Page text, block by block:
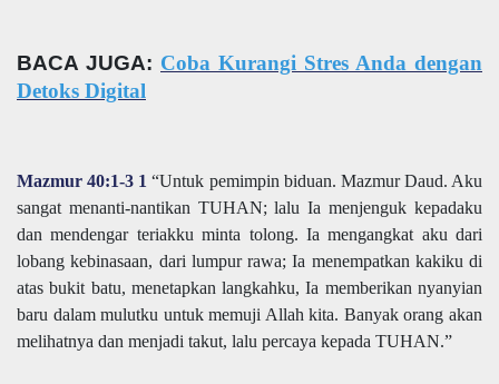
BACA JUGA: Coba Kurangi Stres Anda dengan
Detoks Digital
Mazmur 40:1-3 1 “Untuk pemimpin biduan. Mazmur Daud. Aku
sangat menanti-nantikan TUHAN; lalu Ia menjenguk kepadaku
dan mendengar teriakku minta tolong. Ia mengangkat aku dari
lobang kebinasaan, dari lumpur rawa; Ia menempatkan kakiku di
atas bukit batu, menetapkan langkahku, Ia memberikan nyanyian
baru dalam mulutku untuk memuji Allah kita. Banyak orang akan
melihatnya dan menjadi takut, lalu percaya kepada TUHAN.”